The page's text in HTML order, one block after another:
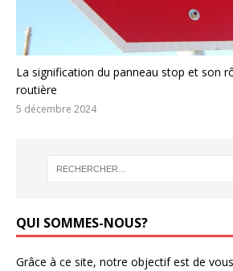
La signification du panneau stop et son
routière
5 décembre 2024
QUI SOMMES-NOUS?
Grâce à ce site, notre objectif est de